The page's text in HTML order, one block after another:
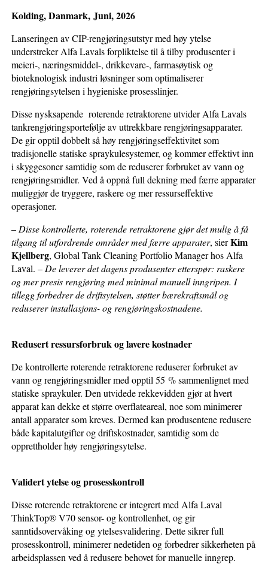
Kolding, Danmark, Juni, 2026
Lanseringen av CIP-rengjøringsutstyr med høy ytelse
understreker Alfa Lavals forpliktelse til å tilby produsenter i
meieri-, næringsmiddel-, drikkevare-, farmasøytisk og
bioteknologisk industri løsninger som optimaliserer
rengjøringsytelsen i hygieniske prosesslinjer.
Disse nysksapende roterende retraktorene utvider Alfa Lavals
tankrengjøringsportefølje av uttrekkbare rengjøringsapparater.
De gir opptil dobbelt så høy rengjøringseffektivitet som
tradisjonelle statiske spraykulesystemer, og kommer effektivt inn
i skyggesoner samtidig som de reduserer forbruket av vann og
rengjøringsmidler. Ved å oppnå full dekning med færre apparater
muliggjør de tryggere, raskere og mer ressurseffektive
operasjoner.
– Disse kontrollerte, roterende retraktorene gjør det mulig å få
tilgang til utfordrende områder med færre apparater, sierKim
Kjellberg, Global Tank Cleaning Portfolio Manager hos Alfa
Laval. – De leverer det dagens produsenter etterspør: raskere
og mer presis rengjøring med minimal manuell inngripen. I
tillegg forbedrer de driftsytelsen, støtter bærekraftsmål og
reduserer installasjons- og rengjøringskostnadene.
Redusert ressursforbruk og lavere kostnader
De kontrollerte roterende retraktorene reduserer forbruket av
vann og rengjøringsmidler med opptil 55 % sammenlignet med
statiske spraykuler. Den utvidede rekkevidden gjør at hvert
apparat kan dekke et større overflateareal, noe som minimerer
antall apparater som kreves. Dermed kan produsentene redusere
både kapitalutgifter og driftskostnader, samtidig som de
opprettholder høy rengjøringsytelse.
Validert ytelse og prosesskontroll
Disse roterende retraktorene er integrert med Alfa Laval
ThinkTop® V70 sensor- og kontrollenhet, og gir
sanntidsovervåking og ytelsesvalidering. Dette sikrer full
prosesskontroll, minimerer nedetiden og forbedrer sikkerheten på
arbeidsplassen ved å redusere behovet for manuelle inngrep.